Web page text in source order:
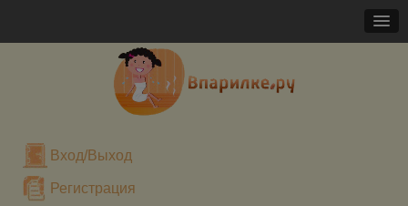
Вход/Выход
Регистрация